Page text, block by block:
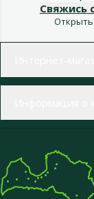
Свяжись